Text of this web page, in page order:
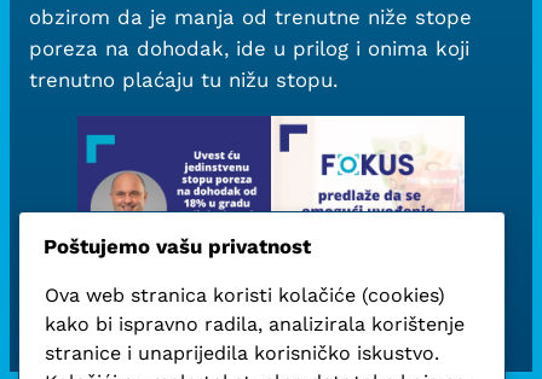
obzirom da je manja od trenutne niže stope
poreza na dohodak, ide u prilog i onima koji
trenutno plaćaju tu nižu stopu.
Poštujemo vašu privatnost
Ova web stranica koristi kolačiće (cookies)
kako bi ispravno radila, analizirala korištenje
stranice i unaprijedila korisničko iskustvo.